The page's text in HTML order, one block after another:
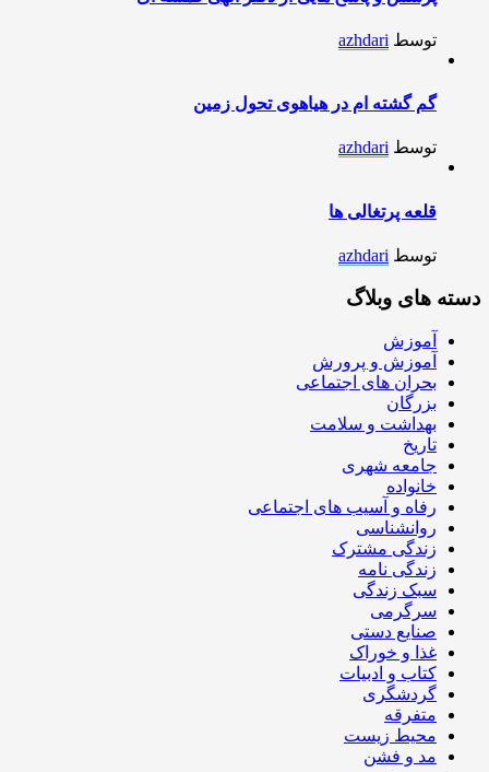
توسط azhdari
گم گشته ام در هیاهوی تحول زمین
توسط azhdari
قلعه پرتغالی ها
توسط azhdari
دسته های وبلاگ
آموزش
آموزش و پرورش
بحران های اجتماعی
بزرگان
بهداشت و سلامت
تاریخ
جامعه شهری
خانواده
رفاه و آسیب های اجتماعی
روانشناسی
زندگی مشترک
زندگی نامه
سبک زندگی
سرگرمی
صنایع دستی
غذا و خوراک
کتاب و ادبیات
گردشگری
متفرقه
محیط زیست
مد و فشن